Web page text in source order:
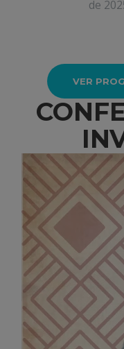
VER